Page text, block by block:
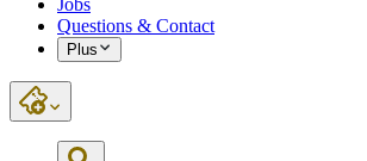
Jobs
Questions & Contact
Plus